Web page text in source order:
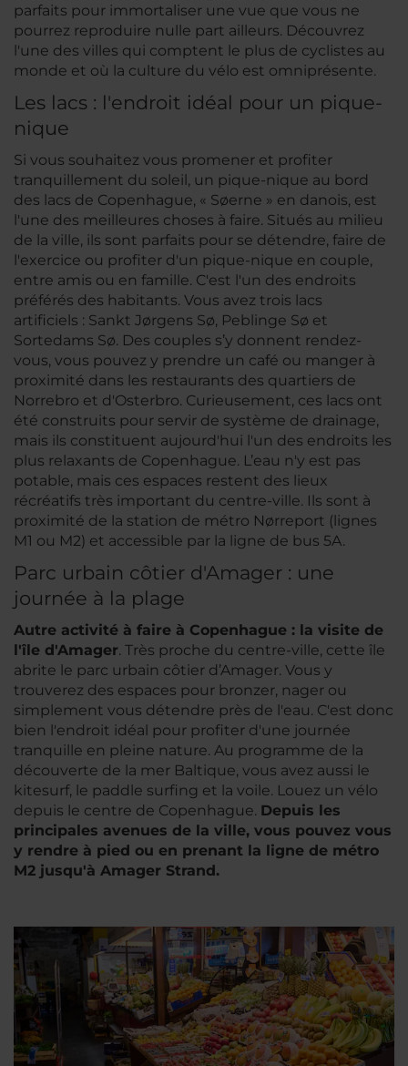
parfaits pour immortaliser une vue que vous ne
pourrez reproduire nulle part ailleurs. Découvrez
l'une des villes qui comptent le plus de cyclistes au
monde et où la culture du vélo est omniprésente.
Les lacs : l'endroit idéal pour un pique-
nique
Si vous souhaitez vous promener et profiter
tranquillement du soleil, un pique-nique au bord
des lacs de Copenhague, « Søerne » en danois, est
l'une des meilleures choses à faire. Situés au milieu
de la ville, ils sont parfaits pour se détendre, faire de
l'exercice ou profiter d'un pique-nique en couple,
entre amis ou en famille. C'est l'un des endroits
préférés des habitants. Vous avez trois lacs
artificiels : Sankt Jørgens Sø, Peblinge Sø et
Sortedams Sø. Des couples s’y donnent rendez-
vous, vous pouvez y prendre un café ou manger à
proximité dans les restaurants des quartiers de
Norrebro et d'Osterbro. Curieusement, ces lacs ont
été construits pour servir de système de drainage,
mais ils constituent aujourd'hui l'un des endroits les
plus relaxants de Copenhague. L’eau n'y est pas
potable, mais ces espaces restent des lieux
récréatifs très important du centre-ville. Ils sont à
proximité de la station de métro Nørreport (lignes
M1 ou M2) et accessible par la ligne de bus 5A.
Parc urbain côtier d'Amager : une
journée à la plage
Autre activité à faire à Copenhague : la visite de
l'île d'Amager. Très proche du centre-ville, cette île
abrite le parc urbain côtier d’Amager. Vous y
trouverez des espaces pour bronzer, nager ou
simplement vous détendre près de l'eau. C'est donc
bien l'endroit idéal pour profiter d'une journée
tranquille en pleine nature. Au programme de la
découverte de la mer Baltique, vous avez aussi le
kitesurf, le paddle surfing et la voile. Louez un vélo
depuis le centre de Copenhague. Depuis les
principales avenues de la ville, vous pouvez vous
y rendre à pied ou en prenant la ligne de métro
M2 jusqu'à Amager Strand.